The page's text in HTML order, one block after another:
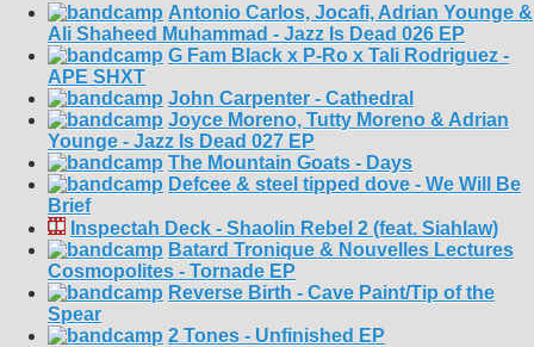
Antonio Carlos, Jocafi, Adrian Younge &
Ali Shaheed Muhammad - Jazz Is Dead 026 EP
G Fam Black x P-Ro x Tali Rodriguez -
APE SHXT
John Carpenter - Cathedral
Joyce Moreno, Tutty Moreno & Adrian
Younge - Jazz Is Dead 027 EP
The Mountain Goats - Days
Defcee & steel tipped dove - We Will Be
Brief
Inspectah Deck - Shaolin Rebel 2 (feat. Siahlaw)
Batard Tronique & Nouvelles Lectures
Cosmopolites - Tornade EP
Reverse Birth - Cave Paint/Tip of the
Spear
2 Tones - Unfinished EP